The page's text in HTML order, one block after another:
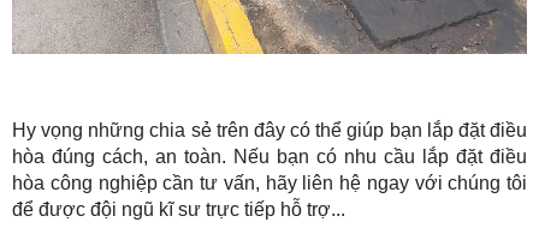
Hy vọng những chia sẻ trên đây có thể giúp bạn lắp đặt điều
hòa đúng cách, an toàn. Nếu bạn có nhu cầu lắp đặt điều
hòa công nghiệp cần tư vấn, hãy liên hệ ngay với chúng tôi
để được đội ngũ kĩ sư trực tiếp hỗ trợ...